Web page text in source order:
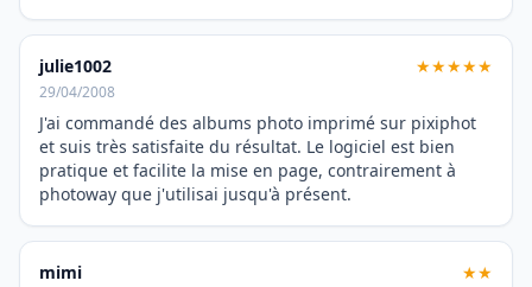
julie1002 ★★★★★
29/04/2008
J'ai commandé des albums photo imprimé sur pixiphot
et suis très satisfaite du résultat. Le logiciel est bien
pratique et facilite la mise en page, contrairement à
photoway que j'utilisai jusqu'à présent.
mimi ★★